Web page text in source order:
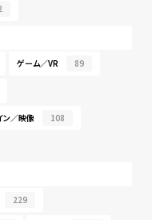
ゲーム／VR 89
ン／映像 108
229